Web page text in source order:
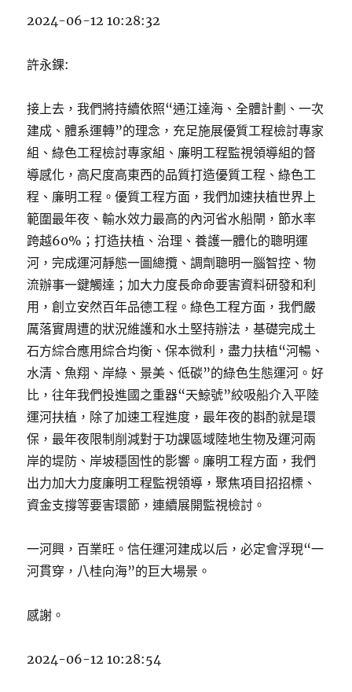
2024-06-12 10:28:32
許永錁:
接上去，我們將持續依照“通江達海、全體計劃、一次
建成、體系運轉”的理念，充足施展優質工程檢討專家
組、綠色工程檢討專家組、廉明工程監視領導組的督
導感化，高尺度高東西的品質打造優質工程、綠色工
程、廉明工程。優質工程方面，我們加速扶植世界上
範圍最年夜、輸水效力最高的內河省水船閘，節水率
跨越60%；打造扶植、治理、養護一體化的聰明運
河，完成運河靜態一圖總攬、調劑聰明一腦智控、物
流辦事一鍵觸達；加大力度長命命要害資料研發和利
用，創立安然百年品德工程。綠色工程方面，我們嚴
厲落實周遭的狀況維護和水土堅持辦法，基礎完成土
石方綜合應用綜合均衡、保本微利，盡力扶植“河暢、
水清、魚翔、岸綠、景美、低碳”的綠色生態運河。好
比，往年我們投進國之重器“天鯨號”絞吸船介入平陸
運河扶植，除了加速工程進度，最年夜的斟酌就是環
保，最年夜限制削減對于功課區域陸地生物及運河兩
岸的堤防、岸坡穩固性的影響。廉明工程方面，我們
出力加大力度廉明工程監視領導，聚焦項目招招標、
資金支撐等要害環節，連續展開監視檢討。
一河興，百業旺。信任運河建成以后，必定會浮現“一
河貫穿，八桂向海”的巨大場景。
感謝。
2024-06-12 10:28:54